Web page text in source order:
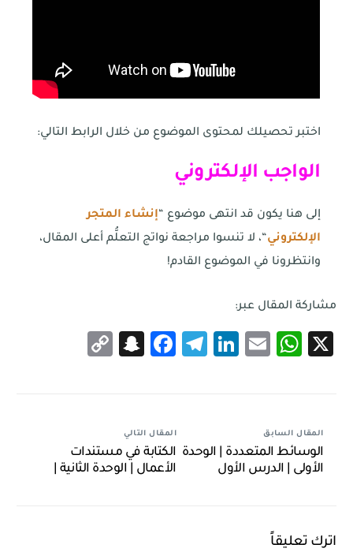
اختبر تحصيلك لمحتوى الموضوع من خلال الرابط التالي:
الواجب الإلكتروني
إلى هنا يكون قد انتهى موضوع “إنشاء المتجر
الإلكتروني“، لا تنسوا مراجعة نواتج التعلُّم أعلى المقال،
وانتظرونا في الموضوع القادم!
مشاركة المقال عبر:
X
WhatsApp
Email
LinkedIn
Telegram
Facebook
Snapchat
المقال السابق
الوسائط المتعددة | الوحدة
الأولى | الدرس الأول
المقال التالي
الكتابة في مستندات
الأعمال | الوحدة الثانية |
اترك تعليقاً